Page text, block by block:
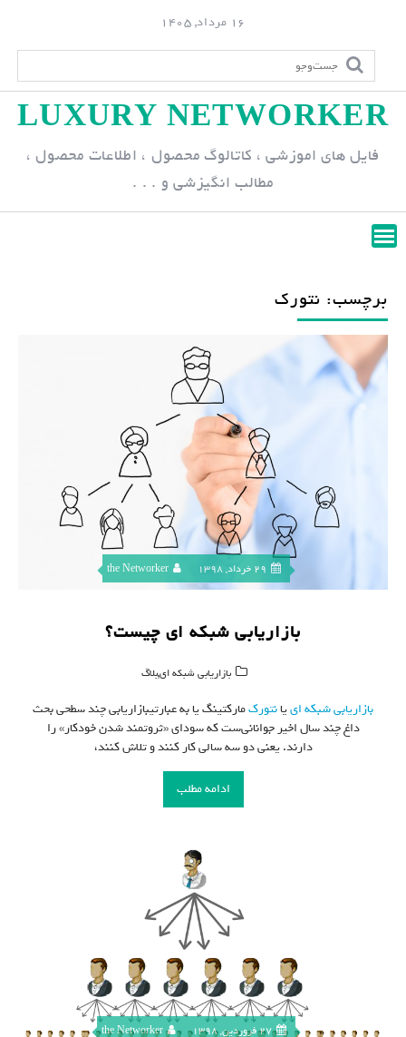
p
n
16 مرداد, 1405
LUXURY NETWORKER
فایل های اموزشی ، کاتالوگ محصول ، اطلاعات محصول ،
مطالب انگیزشی و . . .
برچسب: نتورک
29 خرداد, 1398 the Networker
بازاریابی شبکه ای چیست؟
بازاریابی شبکه ای,بلاگ
بازاریابی شبکه اییانتورکمارکتینگ یا به عبارتیبازاریابی چند سطحی بحث
داغ چند سال اخیر جوانانی‌ست که سودای «ثروتمند شدن خودکار» را
دارند. یعنی دو سه سالی کار کنند و تلاش کنند،
ادامه مطلب
27 فروردین, 1398 the Networker